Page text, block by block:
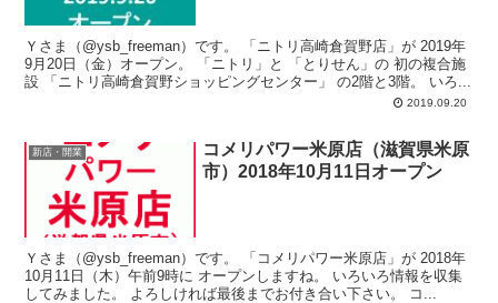
Ｙさま（@ysb_freeman）です。 「ニトリ高崎倉賀野店」が 2019年
9月20日（金）オープン。 「ニトリ」と 「とりせん」の 初の複合施
設 「ニトリ高崎倉賀野ショッピングセンター」 の2階と3階。 いろ...
2019.09.20
新店・開業
コメリパワー米原店（滋賀県米原
市）2018年10月11日オープン
Ｙさま（@ysb_freeman）です。 「コメリパワー米原店」が 2018年
10月11日（木）午前9時に オープンしますね。 いろいろ情報を収集
してみました。 よろしければ最後までお付き合い下さい。 コ...